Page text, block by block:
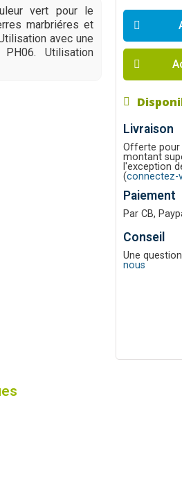
vert pour le
marbriéres et
avec une
Utilisation
Livraison
Offerte
montant
l'exception
(connectez-
Paiement
Par CB,
Conseil
Une
nous